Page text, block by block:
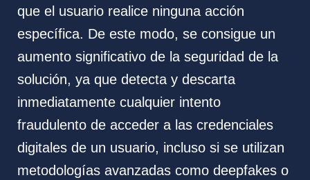
que el usuario realice ninguna acción
específica. De este modo, se consigue un
aumento significativo de la seguridad de la
solución, ya que detecta y descarta
inmediatamente cualquier intento
fraudulento de acceder a las credenciales
digitales de un usuario, incluso si se utilizan
metodologías avanzadas como deepfakes o